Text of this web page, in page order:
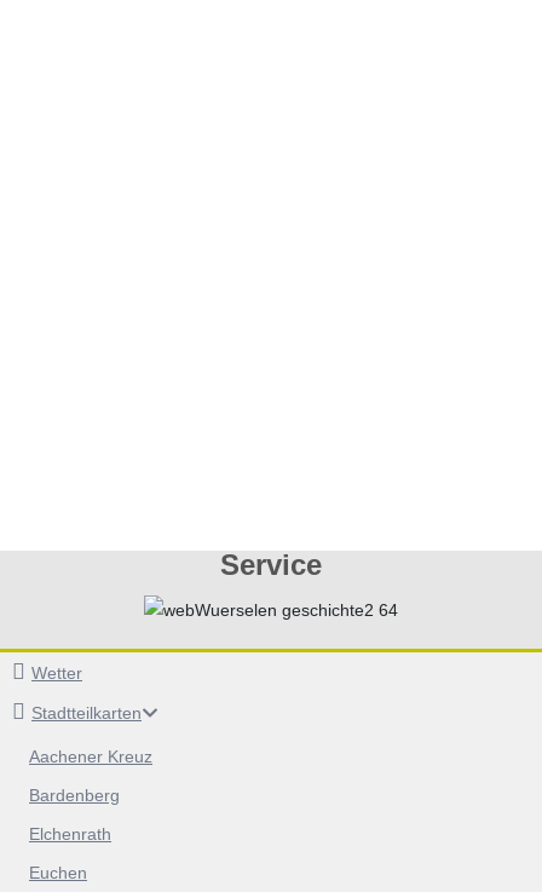
Service
Wetter
Stadtteilkarten
Aachener Kreuz
Bardenberg
Elchenrath
Euchen